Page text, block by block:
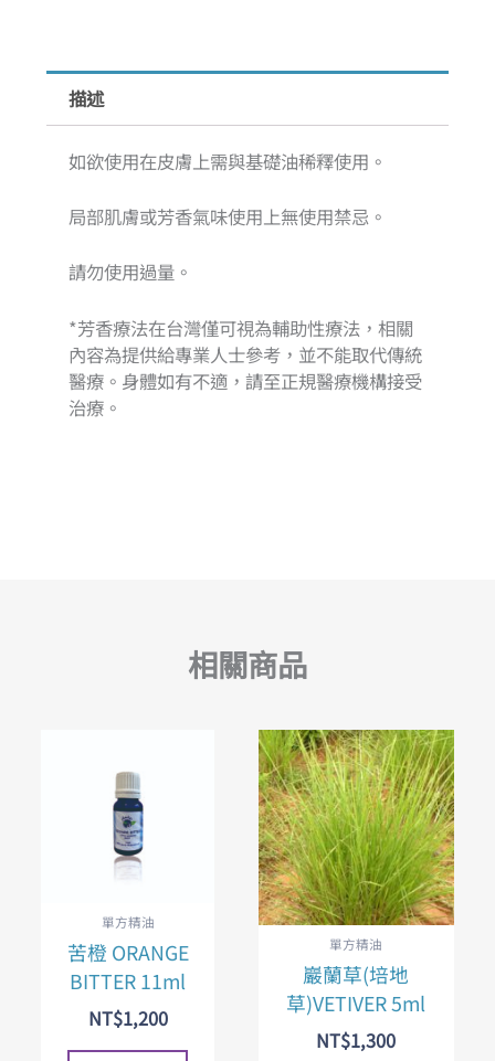
描述
如欲使用在皮膚上需與基礎油稀釋使用。
局部肌膚或芳香氣味使用上無使用禁忌。
請勿使用過量。
*芳香療法在台灣僅可視為輔助性療法，相關
內容為提供給專業人士參考，並不能取代傳統
醫療。身體如有不適，請至正規醫療機構接受
治療。
相關商品
單方精油
苦橙 ORANGE
BITTER 11ml
NT$1,200
單方精油
巖蘭草(培地
草)VETIVER 5ml
NT$1,300